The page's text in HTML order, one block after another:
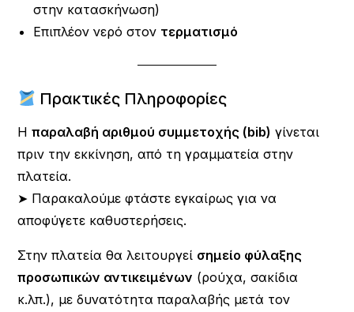
στην κατασκήνωση)
Επιπλέον νερό στον τερματισμό
Πρακτικές Πληροφορίες
Ηπαραλαβή αριθμού συμμετοχής (bib) γίνεται
πριν την εκκίνηση, από τη γραμματεία στην
πλατεία.
➤ Παρακαλούμε φτάστε εγκαίρως για να
αποφύγετε καθυστερήσεις.
Στην πλατεία θα λειτουργεί σημείο φύλαξης
προσωπικών αντικειμένων (ρούχα, σακίδια
κ.λπ.), με δυνατότητα παραλαβής μετά τον